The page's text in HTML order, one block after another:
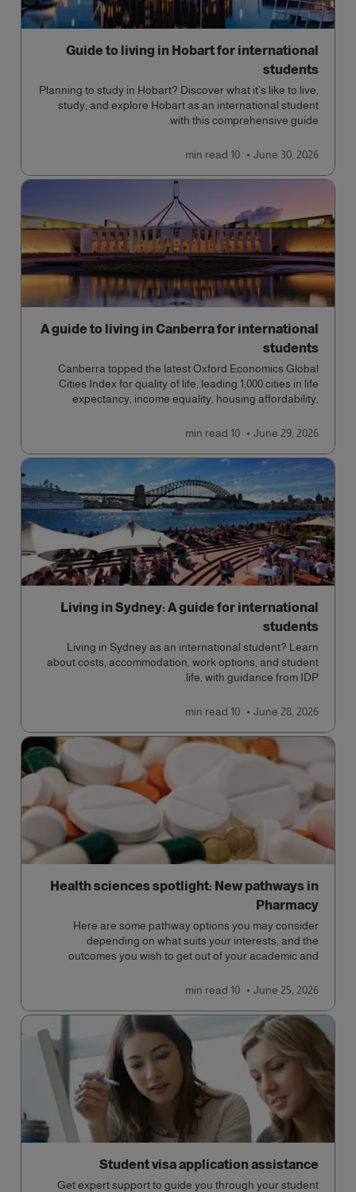
Guide to living in Hobart for international
students
Planning to study in Hobart? Discover what it’s like to live,
study, and explore Hobart as an international student
with this comprehensive guide.
June 30, 2026
10 min
read
A guide to living in Canberra for international
students
Canberra topped the latest Oxford Economics Global
Cities Index for quality of life, leading 1,000 cities in life
expectancy, income equality, housing affordability,
June 29, 2026
10 min
read
Living in Sydney: A guide for international
students
Living in Sydney as an international student? Learn
about costs, accommodation, work options, and student
life, with guidance from IDP.
June 28, 2026
10 min
read
Health sciences spotlight: New pathways in
Pharmacy
Here are some pathway options you may consider
depending on what suits your interests, and the
outcomes you wish to get out of your academic and
qualification open to students seeking advanced
June 25, 2026
10 min
read
Student visa application assistance
Get expert support to guide you through your student